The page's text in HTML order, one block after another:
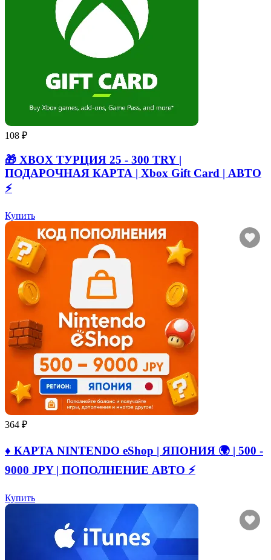
108 ₽
🎁 XBOX ТУРЦИЯ 25 - 300 TRY |
ПОДАРОЧНАЯ КАРТА | Xbox Gift Card | АВТО
⚡
Купить
364 ₽
♦️ КАРТА NINTENDO eShop | ЯПОНИЯ 🌍 | 500 -
9000 JPY | ПОПОЛНЕНИЕ АВТО ⚡
Купить